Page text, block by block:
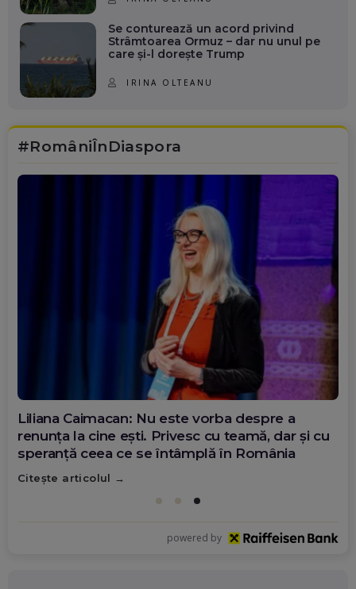
Se conturează un acord privind
Strâmtoarea Ormuz – dar nu unul pe
care și-l dorește Trump
IRINA OLTEANU
#RomâniÎnDiaspora
Diana Olar, românca de la Google care
demonstrează că diaspora poate schimba
România
Citește articolul
powered by